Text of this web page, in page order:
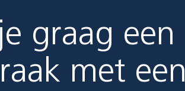
graag een
met een